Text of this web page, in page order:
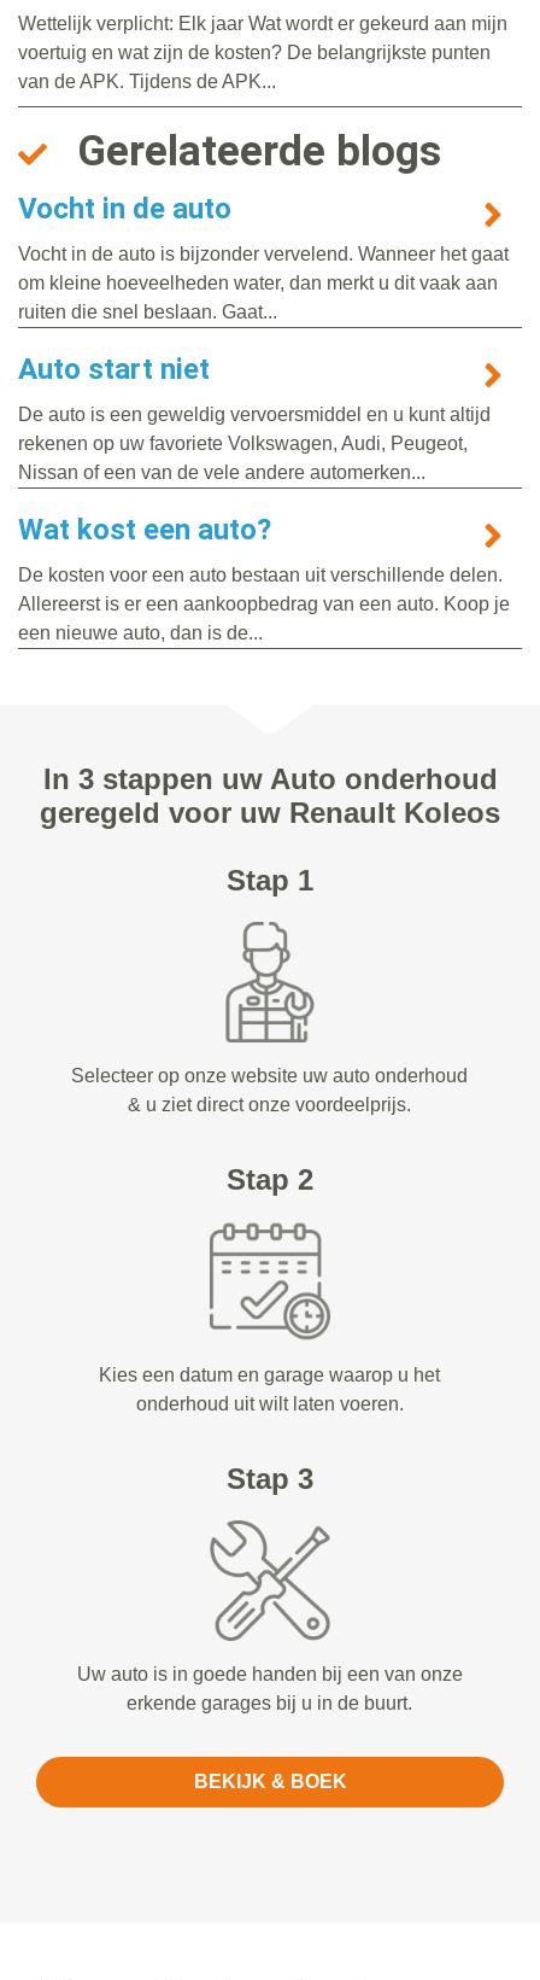
Wettelijk verplicht: Elk jaar Wat wordt er gekeurd aan mijn
voertuig en wat zijn de kosten? De belangrijkste punten
van de APK. Tijdens de APK...
Gerelateerde blogs
Vocht in de auto
Vocht in de auto is bijzonder vervelend. Wanneer het gaat
om kleine hoeveelheden water, dan merkt u dit vaak aan
ruiten die snel beslaan. Gaat...
Auto start niet
De auto is een geweldig vervoersmiddel en u kunt altijd
rekenen op uw favoriete Volkswagen, Audi, Peugeot,
Nissan of een van de vele andere automerken...
Wat kost een auto?
De kosten voor een auto bestaan uit verschillende delen.
Allereerst is er een aankoopbedrag van een auto. Koop je
een nieuwe auto, dan is de...
In 3 stappen uw Auto onderhoud
geregeld voor uw Renault Koleos
Stap 1
Selecteer op onze website uw auto onderhoud
& u ziet direct onze voordeelprijs.
Stap 2
Kies een datum en garage waarop u het
onderhoud uit wilt laten voeren.
Stap 3
Uw auto is in goede handen bij een van onze
erkende garages bij u in de buurt.
BEKIJK & BOEK